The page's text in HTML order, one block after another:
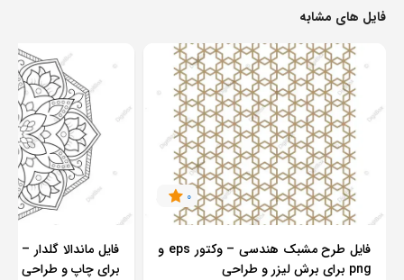
فایل های مشابه
0
فایل طرح مشبک هندسی – وکتور eps و
png برای برش لیزر و طراحی
برای چاپ و طراحی